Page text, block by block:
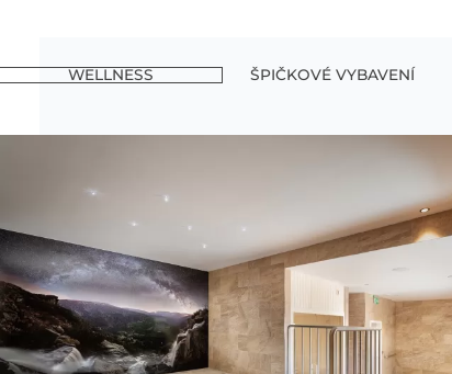
WELLNESS ŠPIČKOVÉ VYBAVENÍ